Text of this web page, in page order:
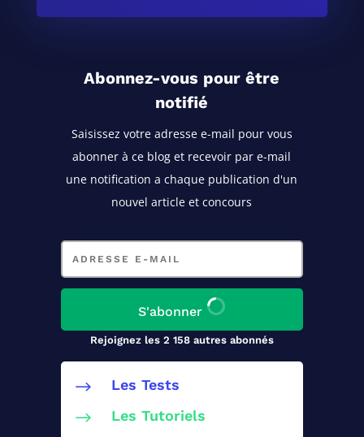
Abonnez-vous pour être
notifié
Saisissez votre adresse e-mail pour vous
abonner à ce blog et recevoir par e-mail
une notification a chaque publication d'un
nouvel article et concours
Adresse
mail
S'abonner
Rejoignez les 2 158 autres abonnés
$ Les Tests
$ Les Tutoriels